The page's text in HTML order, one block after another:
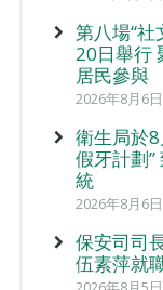
第八場“社
20日舉行
居民參與
2026年8月6
衛生局於
假牙計劃”
統
2026年8月6
保安司司
伍素萍就